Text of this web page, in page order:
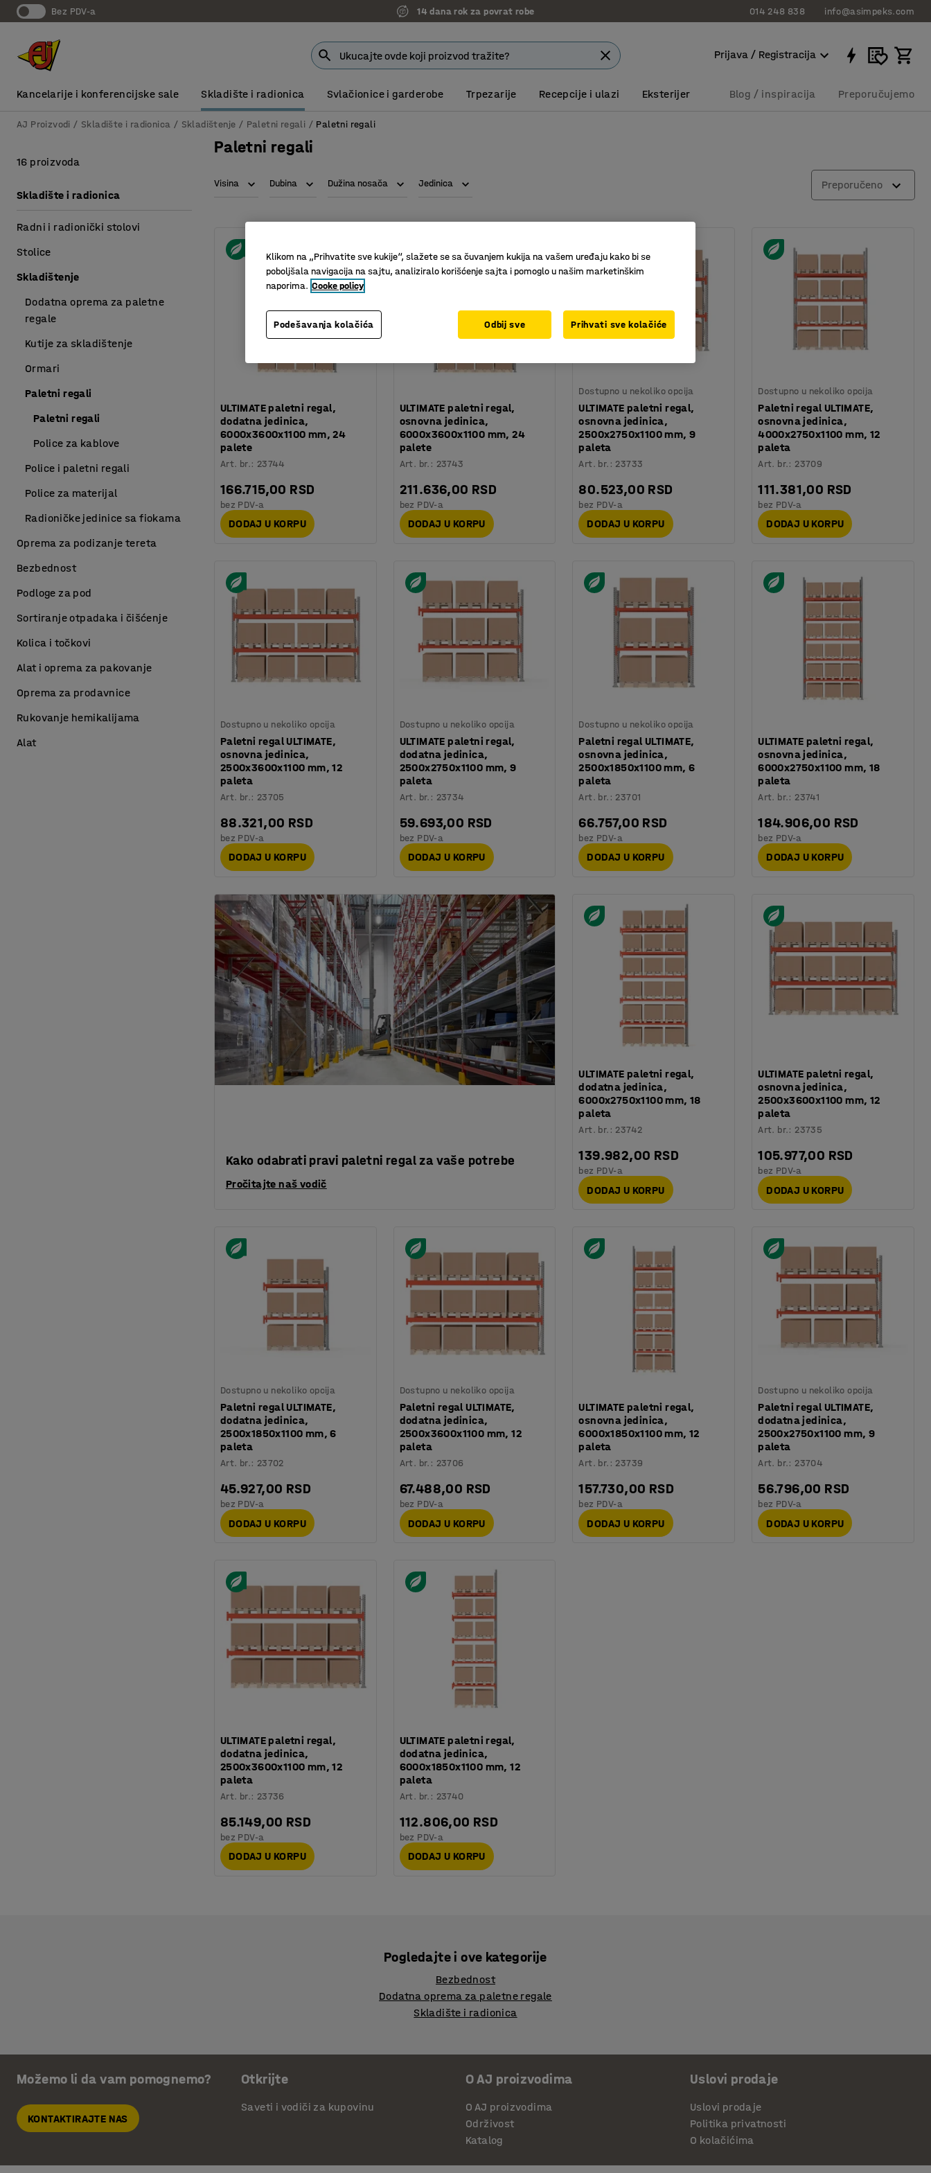
bez PDV-a 14 dana rok za povrat robe 014 248 838 info@asimpeks.com
Prijava / Registracija
Kancelarije i konferencijske sale Skladište i radionica Svlačionice i garderobe Trpezarije Recepcije i ulazi Eksterijer Blog / inspiracija Preporučujemo
AJ Proizvodi Skladište i radionica Skladištenje Paletni regali Paletni regali
Paletni regali
Visina Dubina Dužina nosača Jedinica Preporučeno
ULTIMATE paletni regal,
dodatna jedinica,
6000x3600x1100 mm, 24
palete
Art. br.: 23744
166.715,00 RSD
bez PDV-a
DODAJ U KORPU
ULTIMATE paletni regal,
osnovna jedinica,
6000x3600x1100 mm, 24
palete
Art. br. : 23743
211.636,00 RSD
bez PDV-a
DODAJ U KORPU
Dostupno u nekoliko opcija
ULTIMATE paletni regal,
osnovna jedinica,
2500x2750x1100 mm, 9
paleta
Art. br. : 23733
80.523,00 RSD
bez PDV-a
DODAJ U KORPU
Dostupno u nekoliko opcija
Paletni regal ULTIMATE,
osnovna jedinica,
4000x2750x1100 mm, 12
paleta
Art. br.: 23709
111.381,00 RSD
bez PDV-a
DODAJ U KORPU
Dostupno u nekoliko opcija
Paletni regal ULTIMATE,
osnovna jedinica,
2500x3600x1100 mm, 12
paleta
Art. br.: 23705
88.321,00 RSD
bez PDV-a
DODAJ U KORPU
Dostupno u nekoliko opcija
ULTIMATE paletni regal,
dodatna jedinica,
2500x2750x1100 mm, 9
paleta
Art. br. : 23734
59.693,00 RSD
bez PDV-a
DODAJ U KORPU
Dostupno u nekoliko opcija
Paletni regal ULTIMATE,
osnovna jedinica,
2500x1850x1100 mm, 6
paleta
Art. br. : 23701
66.757,00 RSD
bez PDV-a
DODAJ U KORPU
ULTIMATE paletni regal,
osnovna jedinica,
6000x2750x1100 mm, 18
paleta
Art. br.: 23741
184.906,00 RSD
bez PDV-a
DODAJ U KORPU
Kako odabrati pravi paletni regal za vaše potrebe
Pročitajte naš vodič
ULTIMATE paletni regal,
dodatna jedinica,
6000x2750x1100 mm, 18
paleta
Art. br. : 23742
139.982,00 RSD
bez PDV-a
DODAJ U KORPU
ULTIMATE paletni regal,
osnovna jedinica,
2500x3600x1100 mm, 12
paleta
Art. br.: 23735
105.977,00 RSD
bez PDV-a
DODAJ U KORPU
Dostupno u nekoliko opcija
Paletni regal ULTIMATE,
dodatna jedinica,
2500x1850x1100 mm, 6
paleta
Art. br.: 23702
45.927,00 RSD
bez PDV-a
DODAJ U KORPU
Dostupno u nekoliko opcija
Paletni regal ULTIMATE,
dodatna jedinica,
2500x3600x1100 mm, 12
paleta
Art. br. : 23706
67.488,00 RSD
bez PDV-a
DODAJ U KORPU
ULTIMATE paletni regal,
osnovna jedinica,
6000x1850x1100 mm, 12
paleta
Art. br. : 23739
157.730,00 RSD
bez PDV-a
DODAJ U KORPU
Dostupno u nekoliko opcija
Paletni regal ULTIMATE,
dodatna jedinica,
2500x2750x1100 mm, 9
paleta
Art. br.: 23704
56.796,00 RSD
bez PDV-a
DODAJ U KORPU
ULTIMATE paletni regal,
dodatna jedinica,
2500x3600x1100 mm, 12
paleta
Art. br.: 23736
85.149,00 RSD
bez PDV-a
DODAJ U KORPU
ULTIMATE paletni regal,
dodatna jedinica,
6000x1850x1100 mm, 12
paleta
Art. br. : 23740
112.806,00 RSD
bez PDV-a
DODAJ U KORPU
16 proizvoda
Skladište i radionica
Radni i radionički stolovi
Stolice
Skladištenje
Dodatna oprema za paletne
regale
Kutije za skladištenje
Ormari
Paletni regali
Paletni regali
Police za kablove
Police i paletni regali
Police za materijal
Radioničke jedinice sa fiokama
Oprema za podizanje tereta
Bezbednost
Podloge za pod
Sortiranje otpadaka i čišćenje
Kolica i točkovi
Alat i oprema za pakovanje
Oprema za prodavnice
Rukovanje hemikalijama
Alat
Pogledajte i ove kategorije
Bezbednost
Dodatna oprema za paletne regale
Skladište i radionica
Možemo li da vam pomognemo?
KONTAKTIRAJTE NAS
Otkrijte
Saveti i vodiči za kupovinu
O AJ proizvodima
O AJ proizvodima
Održivost
Katalog
Uslovi prodaje
Uslovi prodaje
Politika privatnosti
O kolačićima
Klikom na „Prihvatite sve kukije“, slažete se sa čuvanjem kukija na vašem uređaju kako bi se
poboljšala navigacija na sajtu, analiziralo korišćenje sajta i pomoglo u našim marketinškim
naporima. Cooke policy
Podešavanja kolačića Odbij sve Prihvati sve kolačiće